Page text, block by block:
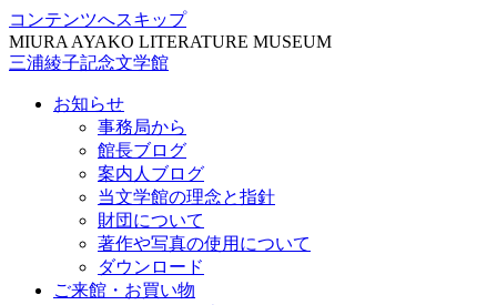
コンテンツへスキップ
MIURA AYAKO LITERATURE MUSEUM
三浦綾子記念文学館
お知らせ
事務局から
館長ブログ
案内人ブログ
当文学館の理念と指針
財団について
著作や写真の使用について
ダウンロード
ご来館・お買い物